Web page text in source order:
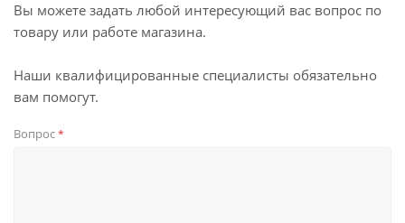
Вы можете задать любой интересующий вас вопрос по
товару или работе магазина.
Наши квалифицированные специалисты обязательно
вам помогут.
Вопрос*